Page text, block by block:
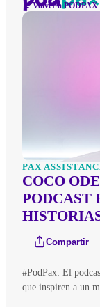
← Volver a PODPAX
PAX
COCO
PODCAST
Compartir
#PodPax: El
que inspiren a un